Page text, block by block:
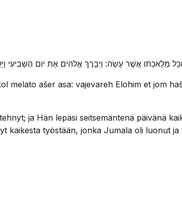
מְלַאכְתּו אֲשֶׁר עָשָׂה: וַיְבָרֶךְ אֱלהִים אֶת יום
melato ašer asa: vajevareh Elohim et jom
ja Hän lepäsi seitsemäntenä päivänä
kaikesta työstään, jonka Jumala oli luonut ja